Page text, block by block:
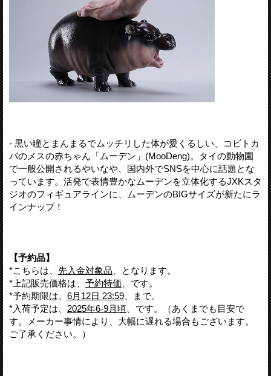
- 黒い瞳とまんまるでムッチリした体が愛くるしい、コビトカ
バのメスの赤ちゃん「ムーデン」(MooDeng)。タイの動物園
で一般公開されるやいなや、国内外でSNSを中心に話題とな
っています。活発で表情豊かなムーデンを立体化するJXKスタ
ジオのフィギュアラインに、ムーデンのBIGサイズが新たにラ
インナップ！
【予約品】
*こちらは、 先入金対象品 、となります。
*上記販売価格は、 予約特価 、です。
*予約期限は、 6月12日 23:59 、まで。
*入荷予定は、 2025年6-9月頃 、です。（あくまでも目安で
す。メーカー事情により、大幅に遅れる場合もございます。
ご了承ください。）